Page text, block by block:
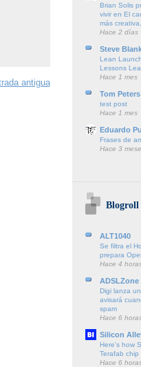
antigua
Brian Solis
vivir en El
más
Hace 2 días
Steve
Lean
Lessons
Hace 1 mes
Tom Peters
test post
Hace 1 mes
Eduardo
Frases de
Hace 3
Blogroll
ALT1040
Se filtra el
prepara
Hace 4
ADSLZone
Digi lanza
avisará
spam
Hace 6
Silicon
Here's how
Terafab chip
Hace 6